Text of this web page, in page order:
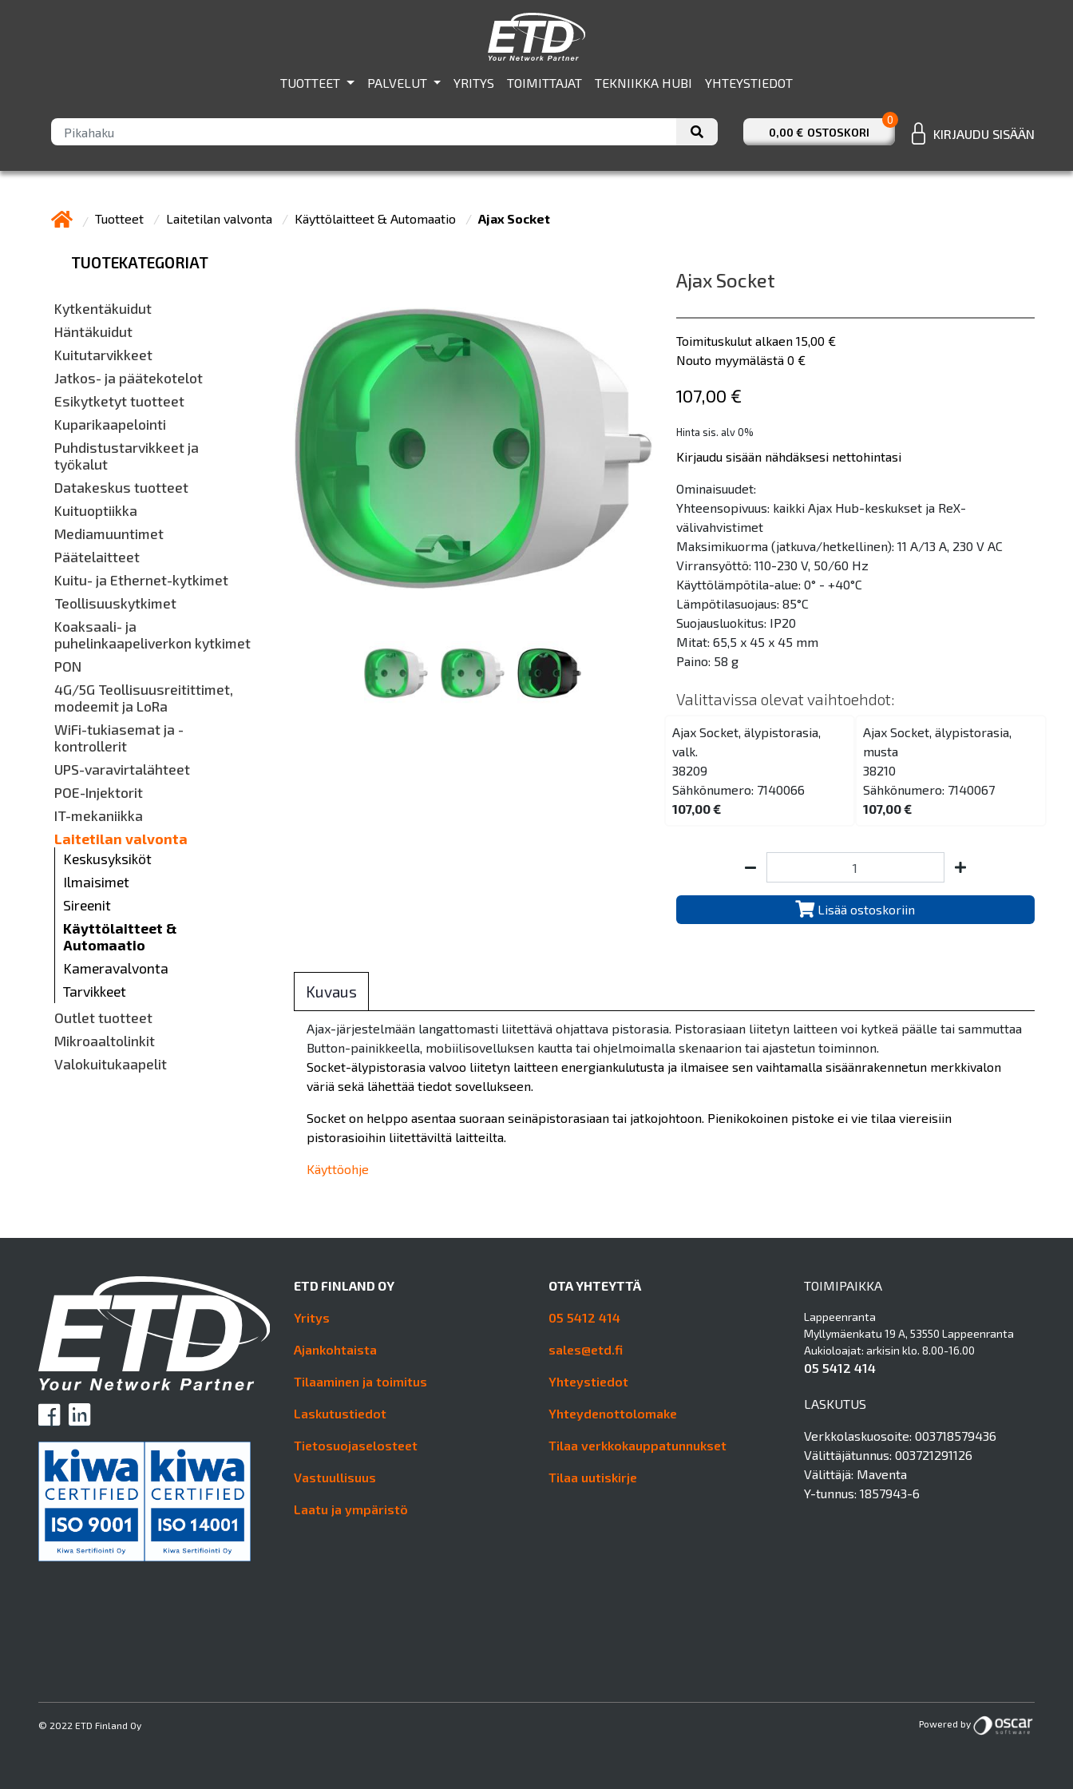
TUOTTEET PALVELUT YRITYS TOIMITTAJAT TEKNIIKKA HUBI YHTEYSTIEDOT
0,00 € OSTOSKORI
0
KIRJAUDU SISÄÄN
Tuotteet Laitetilan valvonta Käyttölaitteet & Automaatio Ajax Socket
TUOTEKATEGORIAT
Kytkentäkuidut
Häntäkuidut
Kuitutarvikkeet
Jatkos- ja päätekotelot
Esikytketyt tuotteet
Kuparikaapelointi
Puhdistustarvikkeet ja
työkalut
Datakeskus tuotteet
Kuituoptiikka
Mediamuuntimet
Päätelaitteet
Kuitu- ja Ethernet-kytkimet
Teollisuuskytkimet
Koaksaali- ja
puhelinkaapeliverkon kytkimet
PON
4G/5G Teollisuusreitittimet,
modeemit ja LoRa
WiFi-tukiasemat ja -
kontrollerit
UPS-varavirtalähteet
POE-Injektorit
IT-mekaniikka
Laitetilan valvonta
Keskusyksiköt
Ilmaisimet
Sireenit
Käyttölaitteet &
Automaatio
Kameravalvonta
Tarvikkeet
Outlet tuotteet
Mikroaaltolinkit
Valokuitukaapelit
Ajax Socket
Toimituskulut alkaen 15,00 €
Nouto myymälästä 0 €
107,00 €
Hinta sis. alv 0%
Kirjaudu sisään nähdäksesi nettohintasi
Ominaisuudet:
Yhteensopivuus: kaikki Ajax Hub-keskukset ja ReX-
välivahvistimet
Maksimikuorma (jatkuva/hetkellinen): 11 A/13 A, 230 V AC
Virransyöttö: 110-230 V, 50/60 Hz
Käyttölämpötila-alue: 0° - +40°C
Lämpötilasuojaus: 85°C
Suojausluokitus: IP20
Mitat: 65,5 x 45 x 45 mm
Paino: 58 g
Valittavissa olevat vaihtoehdot:
Ajax Socket, älypistorasia,
valk.
38209
Sähkönumero: 7140066
107,00 €
Ajax Socket, älypistorasia,
musta
38210
Sähkönumero: 7140067
107,00 €
Lisää ostoskoriin
Kuvaus
Ajax-järjestelmään langattomasti liitettävä ohjattava pistorasia. Pistorasiaan liitetyn laitteen voi kytkeä päälle tai sammuttaa
Button-painikkeella, mobiilisovelluksen kautta tai ohjelmoimalla skenaarion tai ajastetun toiminnon.
Socket-älypistorasia valvoo liitetyn laitteen energiankulutusta ja ilmaisee sen vaihtamalla sisäänrakennetun merkkivalon
väriä sekä lähettää tiedot sovellukseen.
Socket on helppo asentaa suoraan seinäpistorasiaan tai jatkojohtoon. Pienikokoinen pistoke ei vie tilaa viereisiin
pistorasioihin liitettäviltä laitteilta.
Käyttöohje
ETD FINLAND OY
Yritys
Ajankohtaista
Tilaaminen ja toimitus
Laskutustiedot
Tietosuojaselosteet
Vastuullisuus
Laatu ja ympäristö
OTA YHTEYTTÄ
05 5412 414
sales@etd.fi
Yhteystiedot
Yhteydenottolomake
Tilaa verkkokauppatunnukset
Tilaa uutiskirje
TOIMIPAIKKA
Lappeenranta
Myllymäenkatu 19 A, 53550 Lappeenranta
Aukioloajat: arkisin klo. 8.00-16.00
05 5412 414
LASKUTUS
Verkkolaskuosoite: 003718579436
Välittäjätunnus: 003721291126
Välittäjä: Maventa
Y-tunnus: 1857943-6
© 2022 ETD Finland Oy Powered by